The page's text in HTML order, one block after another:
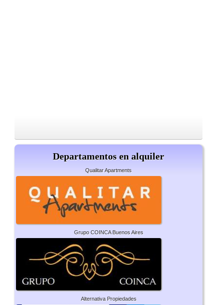
Departamentos en alquiler
Qualitar Apartments
Grupo COINCA Buenos Aires
Alternativa Propiedades